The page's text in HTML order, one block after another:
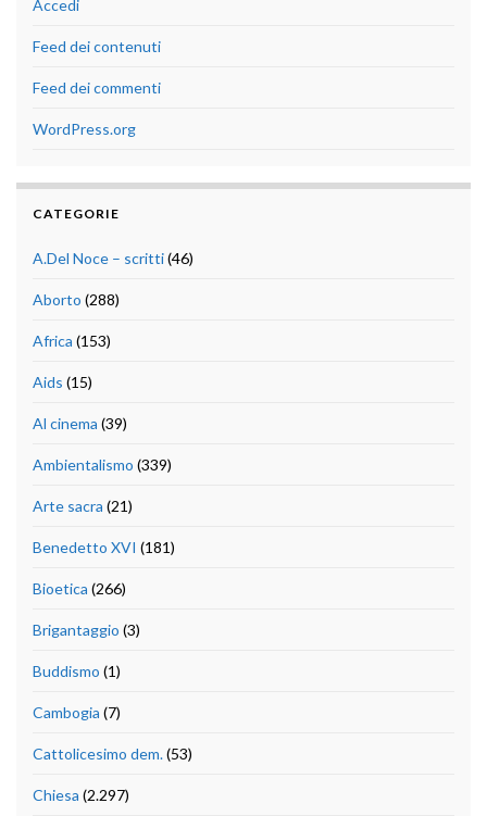
Accedi
Feed dei contenuti
Feed dei commenti
WordPress.org
CATEGORIE
A.Del Noce – scritti(46)
Aborto (288)
Africa (153)
Aids (15)
Al cinema (39)
Ambientalismo (339)
Arte sacra (21)
Benedetto XVI (181)
Bioetica (266)
Brigantaggio (3)
Buddismo (1)
Cambogia (7)
Cattolicesimo dem.(53)
Chiesa (2.297)